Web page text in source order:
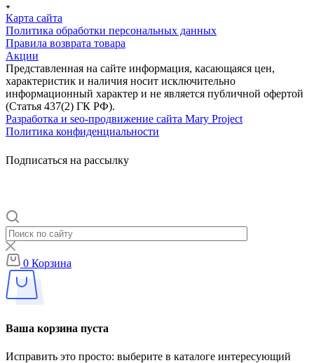
Карта сайта
Политика обработки персональных данных
Правила возврата товара
Акции
Представленная на сайте информация, касающаяся цен,
характеристик и наличия носит исключительно
информационный характер и не является публичной офертой
(Статья 437(2) ГК РФ).
Разработка и seo-продвижение сайта Mary Project
Политика конфиденциальности
Подписаться на рассылку
0 Корзина
Ваша корзина пуста
Исправить это просто: выберите в каталоге интересующий